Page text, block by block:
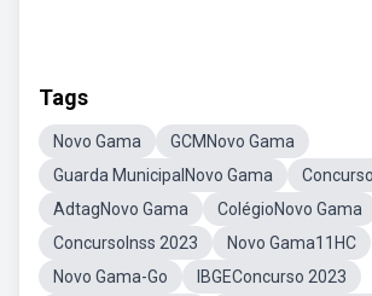
Tags
Novo Gama
GCMNovo Gama
Guarda MunicipalNovo Gama
AdtagNovo Gama
ColégioNovo Gama
ConcursoInss 2023
Novo Gama11HC
Novo Gama-Go
IBGEConcurso 2023